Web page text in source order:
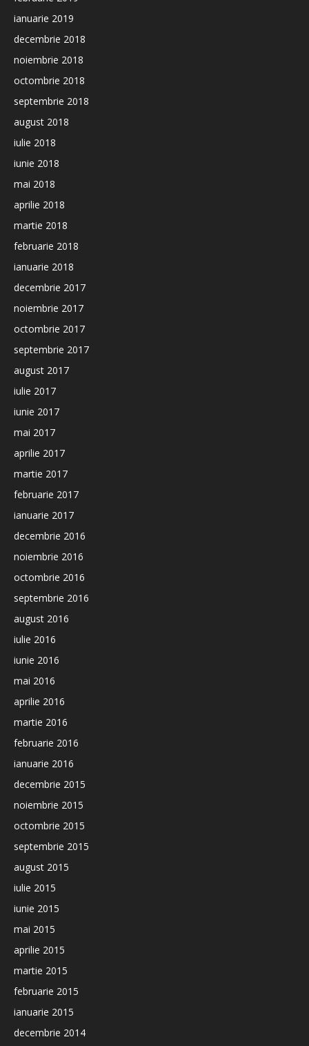
ianuarie 2019
decembrie 2018
noiembrie 2018
octombrie 2018
septembrie 2018
august 2018
iulie 2018
iunie 2018
mai 2018
aprilie 2018
martie 2018
februarie 2018
ianuarie 2018
decembrie 2017
noiembrie 2017
octombrie 2017
septembrie 2017
august 2017
iulie 2017
iunie 2017
mai 2017
aprilie 2017
martie 2017
februarie 2017
ianuarie 2017
decembrie 2016
noiembrie 2016
octombrie 2016
septembrie 2016
august 2016
iulie 2016
iunie 2016
mai 2016
aprilie 2016
martie 2016
februarie 2016
ianuarie 2016
decembrie 2015
noiembrie 2015
octombrie 2015
septembrie 2015
august 2015
iulie 2015
iunie 2015
mai 2015
aprilie 2015
martie 2015
februarie 2015
ianuarie 2015
decembrie 2014